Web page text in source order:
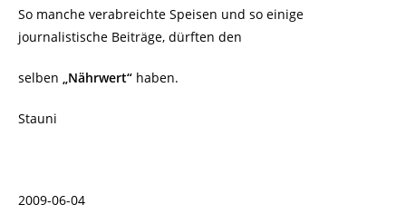
So manche verabreichte Speisen und so einige
journalistische Beiträge, dürften den
selben „Nährwert“ haben.
Stauni
2009-06-04